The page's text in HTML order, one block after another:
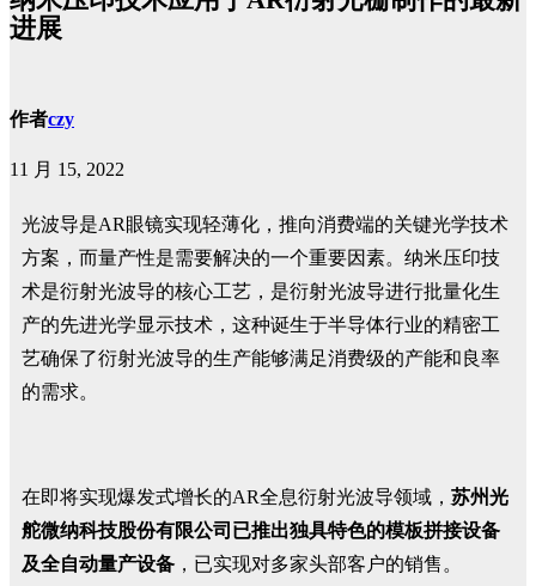
进展
作者czy
11 月 15, 2022
光波导是AR眼镜实现轻薄化，推向消费端的关键光学技术
方案，而量产性是需要解决的一个重要因素。纳米压印技
术是衍射光波导的核心工艺，是衍射光波导进行批量化生
产的先进光学显示技术，这种诞生于半导体行业的精密工
艺确保了衍射光波导的生产能够满足消费级的产能和良率
的需求。
在即将实现爆发式增长的AR全息衍射光波导领域， 苏州光
舵微纳科技股份有限公司已推出独具特色的模板拼接设备
及全自动量产设备 ，已实现对多家头部客户的销售。